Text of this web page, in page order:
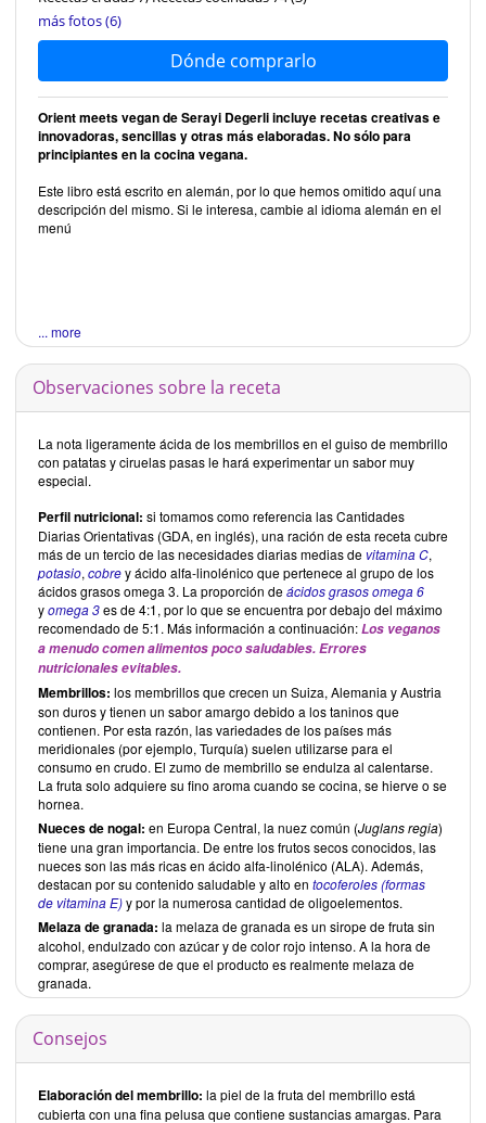
más fotos (6)
Dónde comprarlo
Orient meets vegan de Serayi Degerli incluye recetas creativas e
innovadoras, sencillas y otras más elaboradas. No sólo para
principiantes en la cocina vegana.
Este libro está escrito en alemán, por lo que hemos omitido aquí una
descripción del mismo. Si le interesa, cambie al idioma alemán en el
menú
... more
Observaciones sobre la receta
La nota ligeramente ácida de los membrillos en el guiso de membrillo
con patatas y ciruelas pasas le hará experimentar un sabor muy
especial.
Perfil nutricional: si tomamos como referencia las Cantidades
Diarias Orientativas (GDA, en inglés), una ración de esta receta cubre
más de un tercio de las necesidades diarias medias de vitamina C,
potasio, cobrey ácido alfa-linolénico que pertenece al grupo de los
ácidos grasos omega 3. La proporción deácidos grasos omega 6
yomega 3es de 4:1, por lo que se encuentra por debajo del máximo
recomendado de 5:1. Más información a continuación:Los veganos
a menudo comen alimentos poco saludables. Errores
nutricionales evitables.
Membrillos: los membrillos que crecen un Suiza, Alemania y Austria
son duros y tienen un sabor amargo debido a los taninos que
contienen. Por esta razón, las variedades de los países más
meridionales (por ejemplo, Turquía) suelen utilizarse para el
consumo en crudo. El zumo de membrillo se endulza al calentarse.
La fruta solo adquiere su fino aroma cuando se cocina, se hierve o se
hornea.
Nueces de nogal: en Europa Central, la nuez común (Juglans regia)
tiene una gran importancia. De entre los frutos secos conocidos, las
nueces son las más ricas en ácido alfa-linolénico (ALA). Además,
destacan por su contenido saludable y alto en tocoferoles (formas
de vitamina E)y por la numerosa cantidad de oligoelementos.
Melaza de granada: la melaza de granada es un sirope de fruta sin
alcohol, endulzado con azúcar y de color rojo intenso. A la hora de
comprar, asegúrese de que el producto es realmente melaza de
granada.
Consejos
Elaboración del membrillo: la piel de la fruta del membrillo está
cubierta con una fina pelusa que contiene sustancias amargas. Para